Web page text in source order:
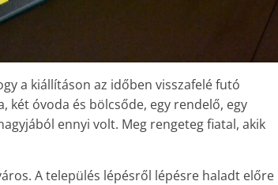
a kiállításon az időben visszafelé futó
két óvoda és bölcsőde, egy rendelő, egy
ennyi volt. Meg rengeteg fiatal, akik
A település lépésről lépésre haladt előre